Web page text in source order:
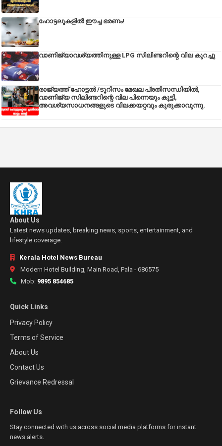
ഹോട്ടലുകളിൽ ഈച്ച ഭരണം!
വാണിജ്യാവശ്യത്തിനുള്ള LPG സിലിണ്ടറിന്റെ വില കുറച്ചു
രാജ്യത്ത് ഹോട്ടൽ /ടൂറിസം മേഖല പ്രതിസന്ധിയിൽ,
വാണിജ്യ സിലിണ്ടറിന്റെ വില പിന്നെയും കൂട്ടി,
അവശ്യസാധനങ്ങളുടെ വിലക്കയറ്റവും കുരുക്കാവുന്നു.
About Us
Latest news updates, breaking news, sports, entertainment, and
lifestyle coverage.
Kerala Hotel News Bureau
Modern Hotel Building, Main Road, Pala - 686575
Mob: 9895 854685
Quick Links
Privacy Policy
Terms of Service
About Us
Contact Us
Grievance Redressal
Follow Us
Stay connected with us across social media platforms for instant
news alerts.